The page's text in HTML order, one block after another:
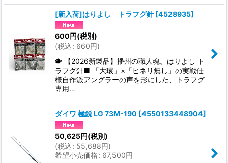
[新入荷]はりよし トラフグ針 [4528935]
600円(税別)
(税込: 660円)
🐡 【2026新製品】播州の職人魂。はりよし ト
ラフグ針■ 「大環」×「ヒネリ無し」の実戦仕
様自作派アングラーの声を形にした、トラフグ
専用…
ダイワ 極鋭 LG 73M-190 [4550133448904]
50,625円(税別)
(税込: 55,688円)
希望小売価格: 67,500円